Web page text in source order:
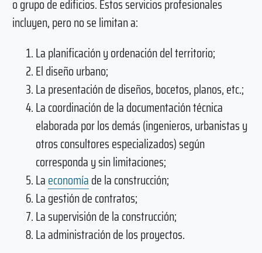
o grupo de edificios. Estos servicios profesionales
incluyen, pero no se limitan a:
La planificación y ordenación del territorio;
El diseño urbano;
La presentación de diseños, bocetos, planos, etc.;
La coordinación de la documentación técnica
elaborada por los demás (ingenieros, urbanistas y
otros consultores especializados) según
corresponda y sin limitaciones;
Laeconomíade la construcción;
La gestión de contratos;
La supervisión de la construcción;
La administración de los proyectos.